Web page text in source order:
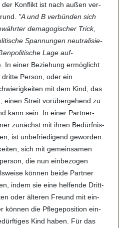
Kon­flikt ist nach außen ver­
"A und B ver­bün­den sich
dem­ago­gi­scher Trick,
Span­nun­gen neu­tra­li­sie­
Lage auf­
In einer Bezie­hung ermög­licht
Per­son, oder ein
mit dem Kind, das
einen Streit vor­über­ge­hend zu
kann sein: In einer Part­ner­
zunächst mit ihren Bedürf­nis­
ist unbe­frie­di­gend gewor­den.
sich mit gemein­sa­men
die nun ein­be­zo­gen
kön­nen beide Part­ner
indem sie eine hel­fende Dritt­
oder älte­ren Freund mit ein­
kön­nen die Pfle­g­e­po­si­tion ein­
Kind haben. Für das